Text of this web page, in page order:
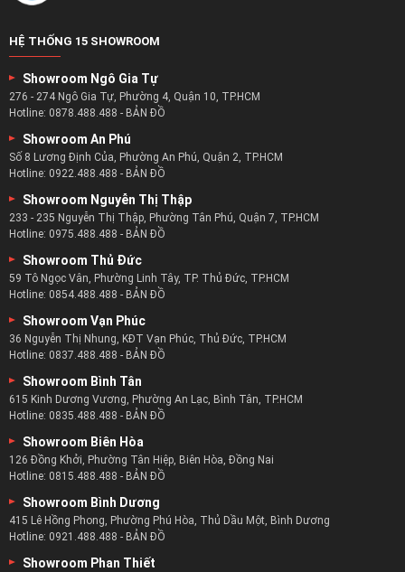
HỆ THỐNG 15 SHOWROOM
Showroom Ngô Gia Tự
276 - 274 Ngô Gia Tự, Phường 4, Quận 10, TP.HCM
Hotline: 0878.488.488 - BẢN ĐỒ
Showroom An Phú
Số 8 Lương Định Của, Phường An Phú, Quận 2, TP.HCM
Hotline: 0922.488.488 - BẢN ĐỒ
Showroom Nguyễn Thị Thập
233 - 235 Nguyễn Thị Thập, Phường Tân Phú, Quận 7, TP.HCM
Hotline: 0975.488.488 - BẢN ĐỒ
Showroom Thủ Đức
59 Tô Ngọc Vân, Phường Linh Tây, TP. Thủ Đức, TP.HCM
Hotline: 0854.488.488 - BẢN ĐỒ
Showroom Vạn Phúc
36 Nguyễn Thị Nhung, KĐT Vạn Phúc, Thủ Đức, TP.HCM
Hotline: 0837.488.488 - BẢN ĐỒ
Showroom Bình Tân
615 Kinh Dương Vương, Phường An Lạc, Bình Tân, TP.HCM
Hotline: 0835.488.488 - BẢN ĐỒ
Showroom Biên Hòa
126 Đồng Khởi, Phường Tân Hiệp, Biên Hòa, Đồng Nai
Hotline: 0815.488.488 - BẢN ĐỒ
Showroom Bình Dương
415 Lê Hồng Phong, Phường Phú Hòa, Thủ Dầu Một, Bình Dương
Hotline: 0921.488.488 - BẢN ĐỒ
Showroom Phan Thiết